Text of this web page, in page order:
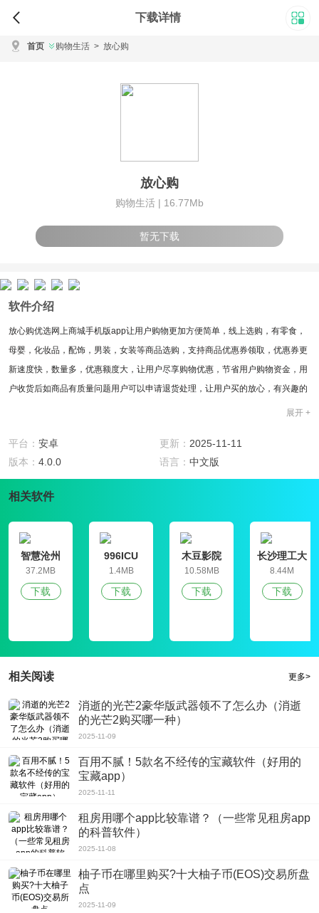
下载详情
首页 购物生活 > 放心购
放心购
购物生活 | 16.77Mb
暂无下载
软件介绍
放心购优选网上商城手机版app让用户购物更加方便简单，线上选购，有零食，
母婴，化妆品，配饰，男装，女装等商品选购，支持商品优惠券领取，优惠券更
新速度快，数量多，优惠额度大，让用户尽享购物优惠，节省用户购物资金，用
户收货后如商品有质量问题用户可以申请退货处理，让用户买的放心，有兴趣的
1、视频购物，放心购优选网上商城手机版app的用户可以一边看视频一边购买商
品，让用户体验全新的购物方式。
2、商品货源充足，更新速度快，有零食，母婴，化妆品，配饰，男装，女装等
商品选购。
物优惠，节省用户购物资金。
软件评测
放心购优选网上商城手机版app是一款购物商城应用，支持视频购物，用户可以
一边看视频一边购买商品，让用户体验全新的购物方式，商品更新速度快，每天
享品质生活。
展开 +
平台： 安卓 更新： 2025-11-11
版本： 4.0.0 语言： 中文版
相关软件
智慧沧州
37.2MB
下载
996ICU
1.4MB
下载
木豆影院
10.58MB
下载
长沙理工大
学就业信息
网学生信息
管理平台
8.44M
下载
相关阅读 更多>
消逝的光芒2豪华版武器领不了怎么办（消逝
的光芒2购买哪一种）
2025-11-09
百用不腻！5款名不经传的宝藏软件（好用的
宝藏app）
2025-11-11
租房用哪个app比较靠谱？（一些常见租房app
的科普软件）
2025-11-08
柚子币在哪里购买?十大柚子币(EOS)交易所盘
点
2025-11-09